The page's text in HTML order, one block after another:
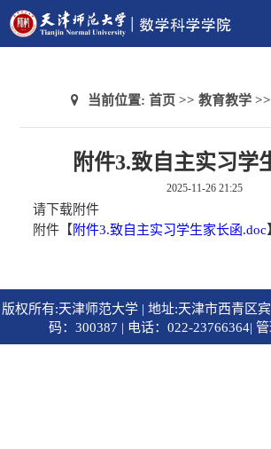
当前位置: 首页 >> 教育教学>>
附件3.致自主实习学
2025-11-26 21:25
请下载附件
附件【 附件3.致自主实习学生家长函.doc
版权所有:天津师范大学 | 地址:天津市西青区
码：300387 | 电话：022-23766364|